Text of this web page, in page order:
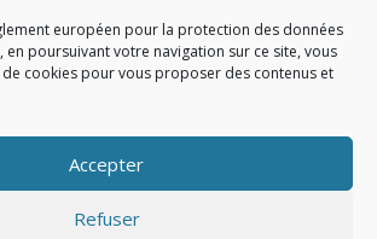
européen pour la protection des données
en poursuivant votre navigation sur ce site, vous
cookies pour vous proposer des contenus et
Accepter
Refuser
& Loisirs
Légales
données personnelles